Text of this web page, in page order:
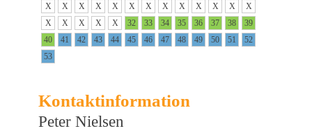
X
X X X X X X X X X X X
X
X
X X X X 32 33 34 35 36 37 38
39
40
41 42 43 44 45 46 47 48 49 50 51
52
53
Kontaktinformation
Peter Nielsen